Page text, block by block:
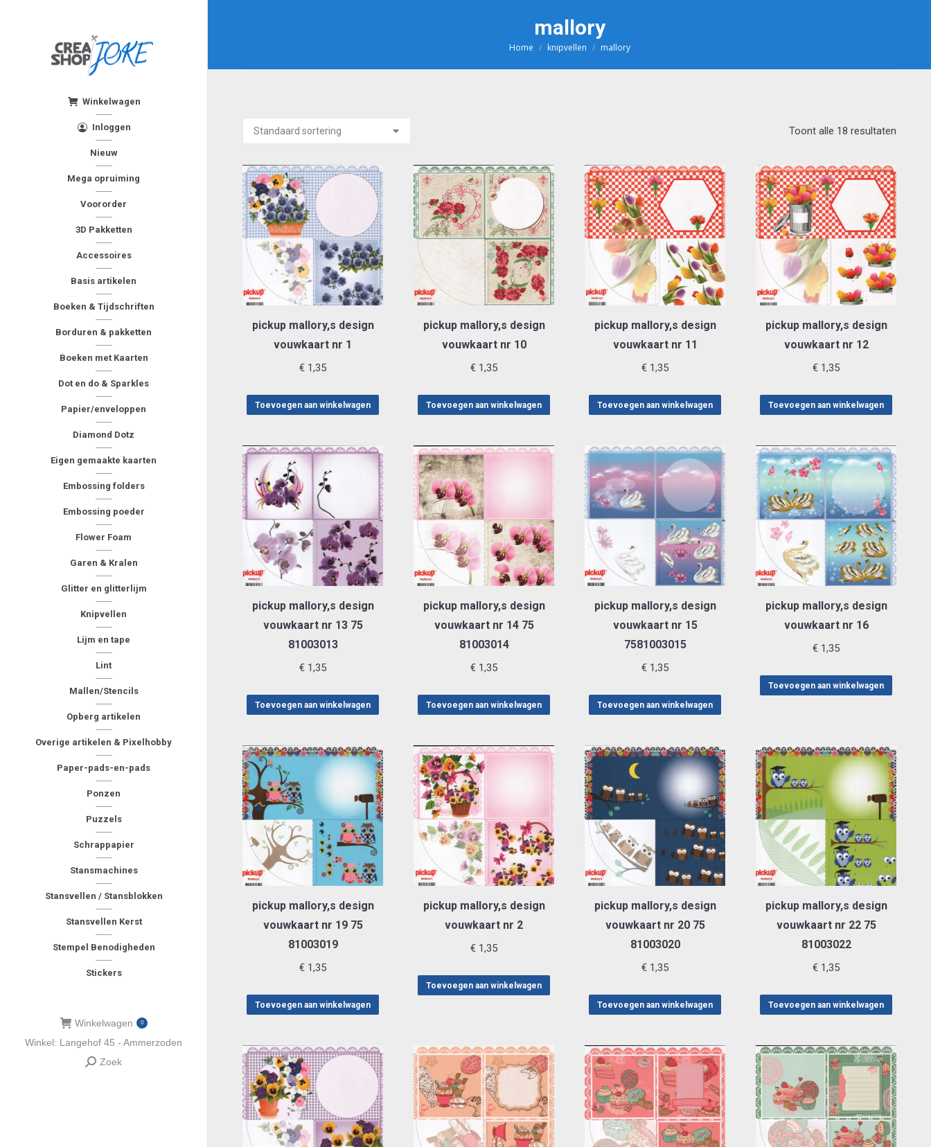
Winkelwagen
Inloggen
Nieuw
Mega opruiming
Voororder
3D Pakketten
Accessoires
Basis artikelen
Boeken & Tijdschriften
Borduren & pakketten
Boeken met Kaarten
Dot en do & Sparkles
Papier/enveloppen
Diamond Dotz
Eigen gemaakte kaarten
Embossing folders
Embossing poeder
Flower Foam
Garen & Kralen
Glitter en glitterlijm
Knipvellen
Lijm en tape
Lint
Mallen/Stencils
Opberg artikelen
Overige artikelen & Pixelhobby
Paper-pads-en-pads
Ponzen
Puzzels
Schrappapier
Stansmachines
Stansvellen / Stansblokken
Stansvellen Kerst
Stempel Benodigheden
Stickers
Winkelwagen 0
Winkel: Langehof 45 - Ammerzoden
Zoeken:
Zoek
mallory
Je bent hier:
Home knipvellen mallory
Toont alle 18 resultaten
pickup mallory,s design
vouwkaart nr 1
€ 1,35
Toevoegen aan winkelwagen
pickup mallory,s design
vouwkaart nr 10
€ 1,35
Toevoegen aan winkelwagen
pickup mallory,s design
vouwkaart nr 11
€ 1,35
Toevoegen aan winkelwagen
pickup mallory,s design
vouwkaart nr 12
€ 1,35
Toevoegen aan winkelwagen
pickup mallory,s design
vouwkaart nr 13 75
81003013
€ 1,35
Toevoegen aan winkelwagen
pickup mallory,s design
vouwkaart nr 14 75
81003014
€ 1,35
Toevoegen aan winkelwagen
pickup mallory,s design
vouwkaart nr 15
7581003015
€ 1,35
Toevoegen aan winkelwagen
pickup mallory,s design
vouwkaart nr 16
€ 1,35
Toevoegen aan winkelwagen
pickup mallory,s design
vouwkaart nr 19 75
81003019
€ 1,35
Toevoegen aan winkelwagen
pickup mallory,s design
vouwkaart nr 2
€ 1,35
Toevoegen aan winkelwagen
pickup mallory,s design
vouwkaart nr 20 75
81003020
€ 1,35
Toevoegen aan winkelwagen
pickup mallory,s design
vouwkaart nr 22 75
81003022
€ 1,35
Toevoegen aan winkelwagen